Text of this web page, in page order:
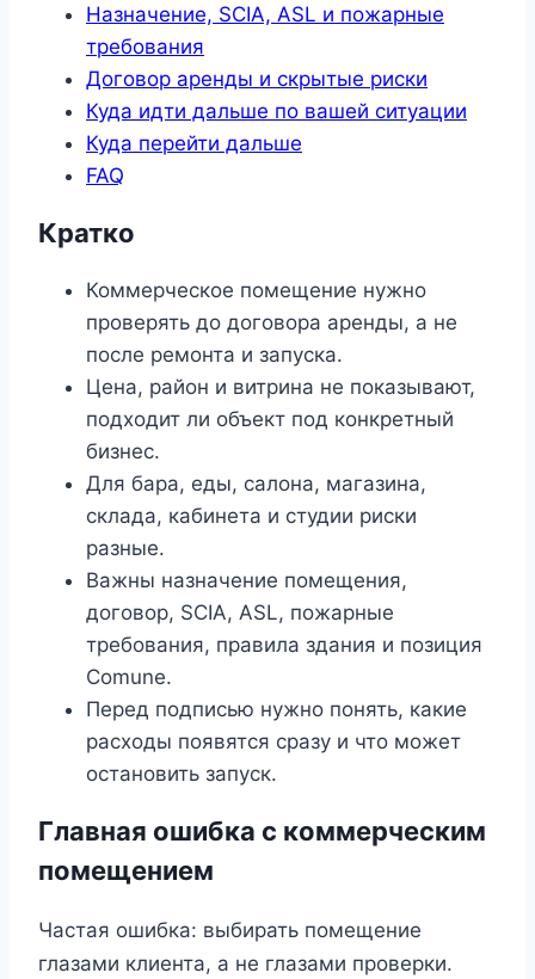
Назначение, SCIA, ASL и пожарные
требования
Договор аренды и скрытые риски
Куда идти дальше по вашей ситуации
Куда перейти дальше
FAQ
Кратко
Коммерческое помещение нужно
проверять до договора аренды, а не
после ремонта и запуска.
Цена, район и витрина не показывают,
подходит ли объект под конкретный
бизнес.
Для бара, еды, салона, магазина,
склада, кабинета и студии риски
разные.
Важны назначение помещения,
договор, SCIA, ASL, пожарные
требования, правила здания и позиция
Comune.
Перед подписью нужно понять, какие
расходы появятся сразу и что может
остановить запуск.
Главная ошибка с коммерческим
помещением
Частая ошибка: выбирать помещение
глазами клиента, а не глазами проверки.